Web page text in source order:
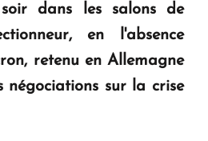
Regency d'Arménie
Dilijan
dans les salons de
en l'absence
retenu en Allemagne
négociations sur la crise